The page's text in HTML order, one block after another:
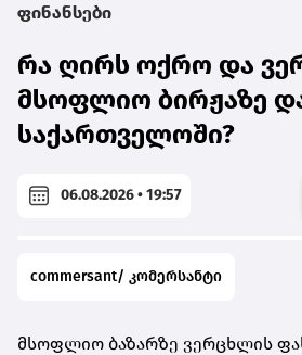
ფინანსები
რა ღირს ოქრო და
მსოფლიო ბირჟაზე
საქართველოში?
06.08.2026 • 19:57
commersant/ კომერსანტი
მსოფლიო ბაზარზე ვერცხლის